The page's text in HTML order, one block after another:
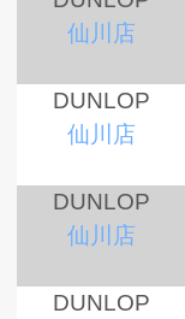
仙川店
DUNLOP
仙川店
DUNLOP
仙川店
DUNLOP